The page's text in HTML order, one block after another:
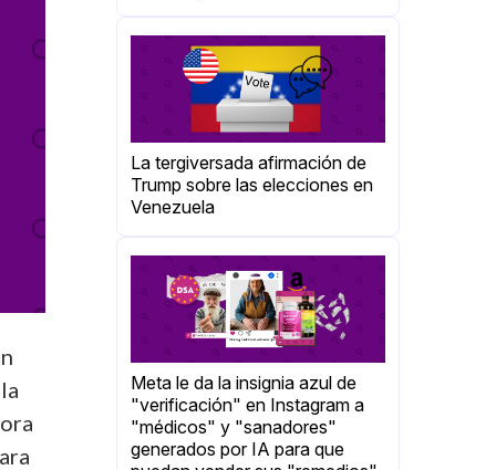
La tergiversada afirmación de
Trump sobre las elecciones en
Venezuela
Meta le da la insignia azul de
"verificación" en Instagram a
"médicos" y "sanadores"
generados por IA para que